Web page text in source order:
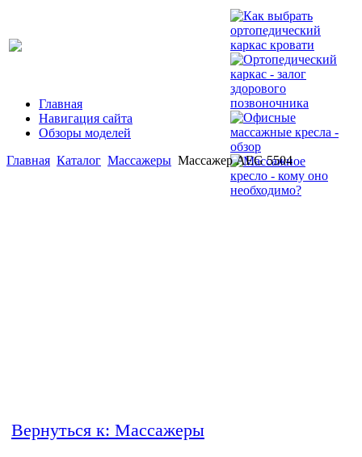
Главная
Навигация сайта
Обзоры моделей
Главная Каталог Массажеры Массажер AEG 5504
Вернуться к: Массажеры